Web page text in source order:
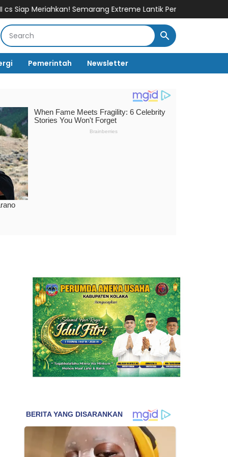
Semarang Extreme Lantik Pengurus Baru “Back On Track” di
Pemerintah Newsletter